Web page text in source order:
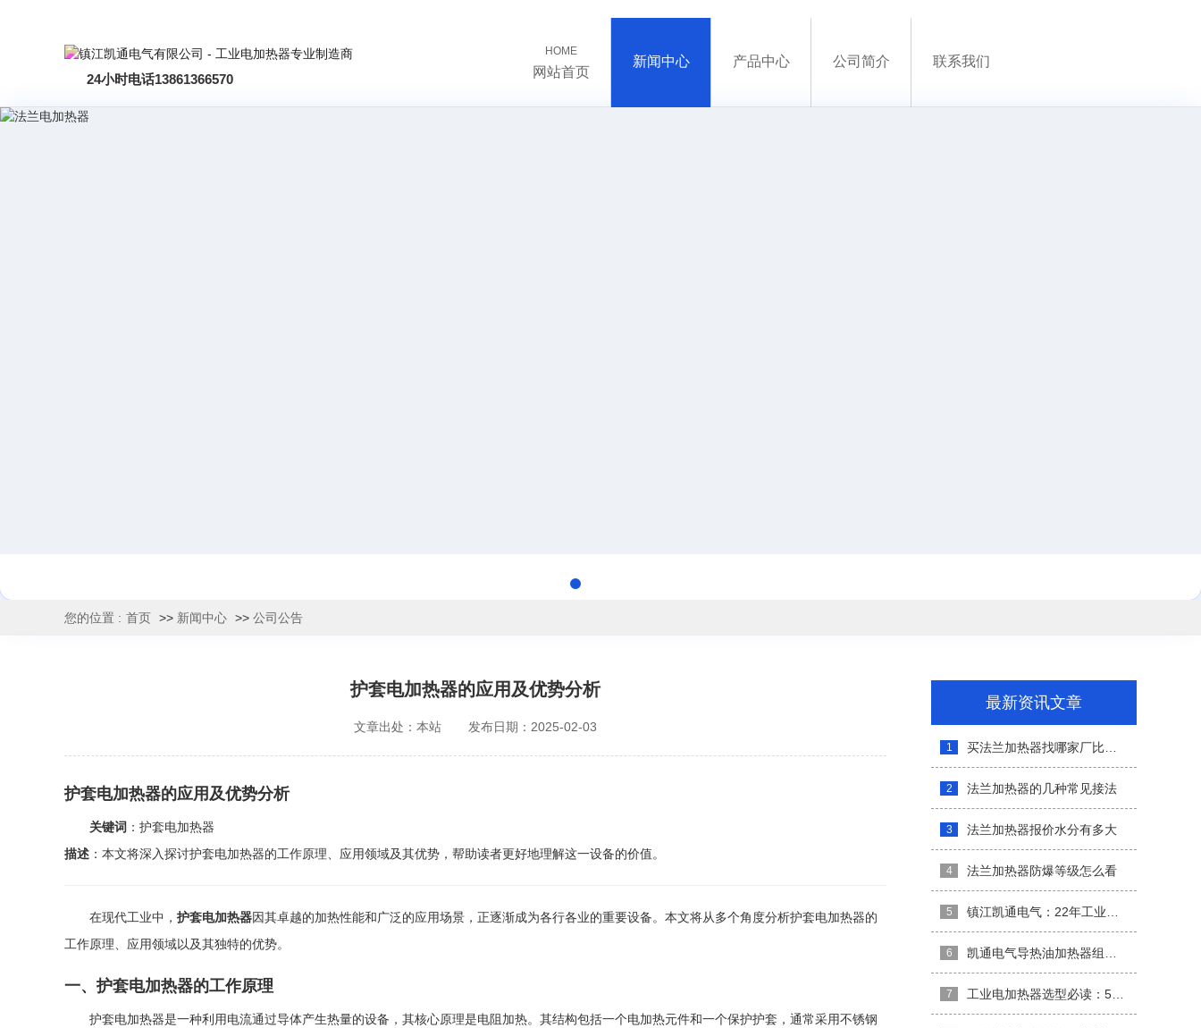
24小时电话13861366570
HOME
网站首页
新闻中心 产品中心 公司简介 联系我们
您的位置 : 首页 >> 新闻中心 >> 公司公告
护套电加热器的应用及优势分析
文章出处：本站 发布日期：2025-02-03
护套电加热器的应用及优势分析
关键词 ：护套电加热器
描述 ：本文将深入探讨护套电加热器的工作原理、应用领域及其优势，帮助读者更好地理解这一设备的价值。
在现代工业中， 护套电加热器因其卓越的加热性能和广泛的应用场景，正逐渐成为各行各业的重要设备。本文将从多个角度分析护套电加热器的
工作原理、应用领域以及其独特的优势。
一、护套电加热器的工作原理
护套电加热器是一种利用电流通过导体产生热量的设备，其核心原理是电阻加热。其结构包括一个电加热元件和一个保护护套，通常采用不锈钢
最新资讯文章
1
2 法兰加热器的几种常见接法
3 法兰加热器报价水分有多大
4 法兰加热器防爆等级怎么看
5
6
7